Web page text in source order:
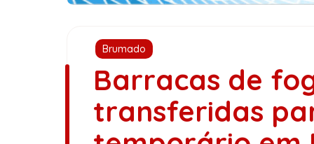
Brumado
Barracas de
transferidas